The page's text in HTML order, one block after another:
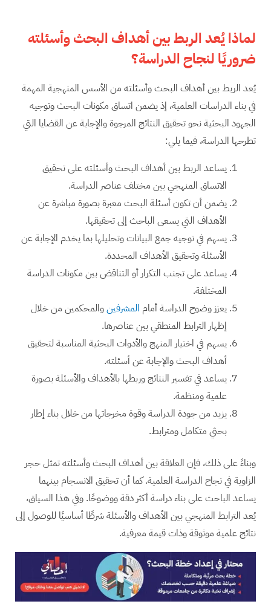
لماذا يُعد الربط بين أهداف البحث وأسئلته
ضروريًا لنجاح الدراسة؟
يُعد الربط بين أهداف البحث وأسئلته من الأسس المنهجية المهمة
في بناء الدراسات العلمية، إذ يضمن اتساق مكونات البحث وتوجيه
الجهود البحثية نحو تحقيق النتائج المرجوة والإجابة عن القضايا التي
تطرحها الدراسة، فيما يلي:
يساعد الربط بين أهداف البحث وأسئلته على تحقيق
الاتساق المنهجي بين مختلف عناصر الدراسة.
يضمن أن تكون أسئلة البحث معبرة بصورة مباشرة عن
الأهداف التي يسعى الباحث إلى تحقيقها.
يسهم في توجيه جمع البيانات وتحليلها بما يخدم الإجابة عن
الأسئلة وتحقيق الأهداف المحددة.
يساعد على تجنب التكرار أو التناقض بين مكونات الدراسة
المختلفة.
يعزز وضوح الدراسة أمام المشرفينوالمحكمين من خلال
إظهار الترابط المنطقي بين عناصرها.
يسهم في اختيار المنهج والأدوات البحثية المناسبة لتحقيق
أهداف البحث والإجابة عن أسئلته.
يساعد في تفسير النتائج وربطها بالأهداف والأسئلة بصورة
علمية ومنظمة.
يزيد من جودة الدراسة وقوة مخرجاتها من خلال بناء إطار
بحثي متكامل ومترابط.
وبناءً على ذلك، فإن العلاقة بين أهداف البحث وأسئلته تمثل حجر
الزاوية في نجاح الدراسة العلمية. كما أن تحقيق الانسجام بينهما
يساعد الباحث على بناء دراسة أكثر دقة ووضوحًا. وفي هذا السياق،
يُعد الترابط المنهجي بين الأهداف والأسئلة شرطًا أساسيًا للوصول إلى
نتائج علمية موثوقة وذات قيمة معرفية.